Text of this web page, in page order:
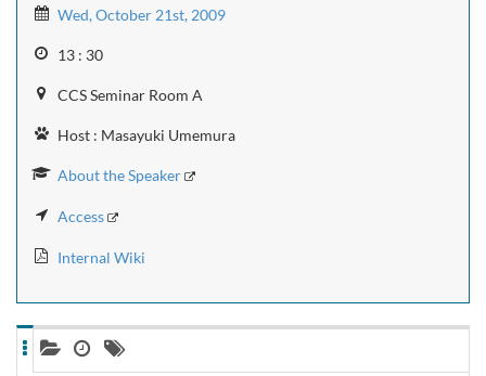
Wed, October 21st, 2009
13 : 30
CCS Seminar Room A
Host : Masayuki Umemura
About the Speaker
Access
Internal Wiki